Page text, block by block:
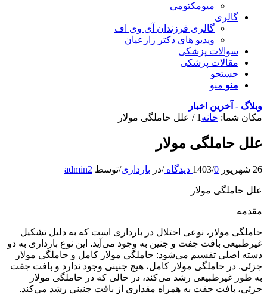
میومکتومی
گالری
گالری فرزندان آی وی اف
ویدیو های دکتر زارعیان
سوالات پزشکی
مقالات پزشکی
جستجو
منو منو
وبلاگ - آخرین اخبار
مکان شما: خانه 1
/ علل حاملگی مولار
علل حاملگی مولار
26 شهریور 1403 /0 دیدگاه /در بارداری/توسط admin2
علل حاملگی مولار
مقدمه
حاملگی مولار، نوعی اختلال در بارداری است که به دلیل تشکیل
غیرطبیعی بافت جفت و جنین به وجود می‌آید. این نوع بارداری به دو
دسته اصلی تقسیم می‌شود: حاملگی مولار کامل و حاملگی مولار
جزئی. در حاملگی مولار کامل، هیچ جنینی وجود ندارد و بافت جفت
به طور غیرطبیعی رشد می‌کند، در حالی که در حاملگی مولار
جزئی، بافت جفت به همراه مقداری از بافت جنینی رشد می‌کند.